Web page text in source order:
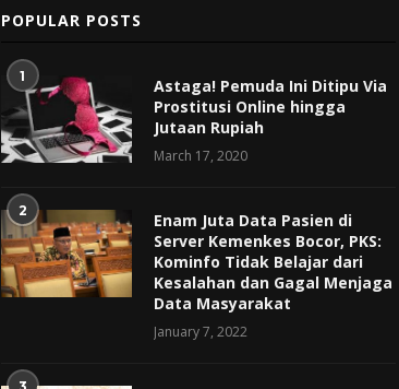
POPULAR POSTS
1
Astaga! Pemuda Ini Ditipu Via
Prostitusi Online hingga
Jutaan Rupiah
March 17, 2020
2
Enam Juta Data Pasien di
Server Kemenkes Bocor, PKS:
Kominfo Tidak Belajar dari
Kesalahan dan Gagal Menjaga
Data Masyarakat
January 7, 2022